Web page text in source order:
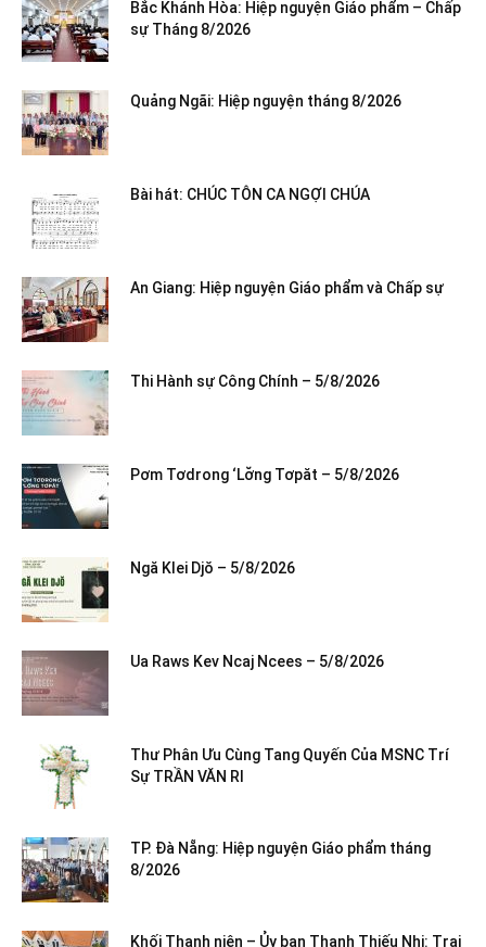
Bắc Khánh Hòa: Hiệp nguyện Giáo phẩm – Chấp
sự Tháng 8/2026
Quảng Ngãi: Hiệp nguyện tháng 8/2026
Bài hát: CHÚC TÔN CA NGỢI CHÚA
An Giang: Hiệp nguyện Giáo phẩm và Chấp sự
Thi Hành sự Công Chính – 5/8/2026
Pơm Tơdrong ‘Lơ̆ng Tơpăt – 5/8/2026
Ngă Klei Djŏ – 5/8/2026
Ua Raws Kev Ncaj Ncees – 5/8/2026
Thư Phân Ưu Cùng Tang Quyến Của MSNC Trí
Sự TRẦN VĂN RI
TP. Đà Nẵng: Hiệp nguyện Giáo phẩm tháng
8/2026
Khối Thanh niên – Ủy ban Thanh Thiếu Nhi: Trại